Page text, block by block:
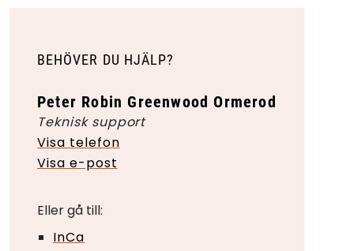
BEHÖVER DU HJÄLP?
Peter Robin Greenwood Ormerod
Teknisk support
Visa telefon
Visa e-post
Eller gå till:
InCa